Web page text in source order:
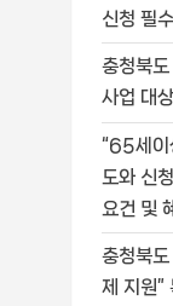
신청 필
충청북도
사업 대
“65세이
도와 신
요건 및
충청북
제 지원”